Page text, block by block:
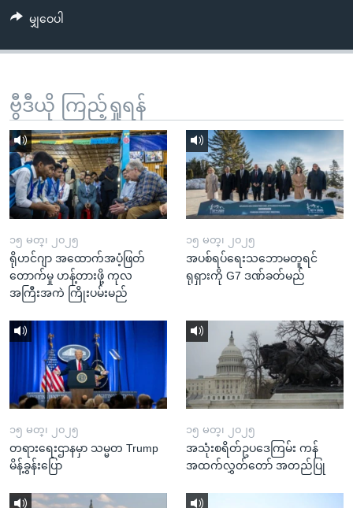
ရှာဖွေ
နေရာ
သို့
ကျော်
ရန်
မျှဝေပါ
ဗွီဒီယို ကြည့်ရှုရန်
၁၅ မတ္၊ ၂၀၂၅
ရိုဟင်ဂျာ အထောက်အပံ့ဖြတ်
တောက်မှု ဟန့်တားဖို့ ကုလ
အကြီးအကဲ ကြိုးပမ်းမည်
၁၅ မတ္၊ ၂၀၂၅
အပစ်ရပ်ရေးသဘောမတူရင်
ရုရှားကို G7 ဒဏ်ခတ်မည်
၁၅ မတ္၊ ၂၀၂၅
တရားရေးဌာနမှာ သမ္မတ Trump
မိန့်ခွန်းပြော
၁၅ မတ္၊ ၂၀၂၅
အသုံးစရိတ်ဥပဒေကြမ်း ကန်
အထက်လွှတ်တော် အတည်ပြု